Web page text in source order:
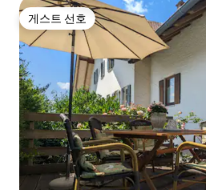
게스트 선호
게스트 선호